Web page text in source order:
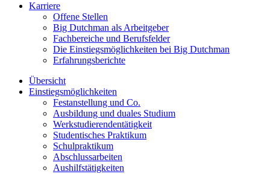
Karriere
Offene Stellen
Big Dutchman als Arbeitgeber
Fachbereiche und Berufsfelder
Die Einstiegsmöglichkeiten bei Big Dutchman
Erfahrungsberichte
Übersicht
Einstiegsmöglichkeiten
Festanstellung und Co.
Ausbildung und duales Studium
Werkstudierendentätigkeit
Studentisches Praktikum
Schulpraktikum
Abschlussarbeiten
Aushilfstätigkeiten